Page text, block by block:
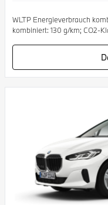
WLTP Energieverbrauch
kombiniert: 130 g/km; CO2-